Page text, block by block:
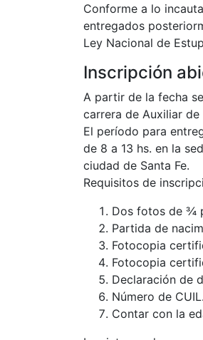
Conforme a lo
entregados
Ley Nacional de
Inscripción
A partir de la fecha
carrera de Auxiliar de
El período para
de 8 a 13 hs. en la
ciudad de Santa Fe.
Requisitos de
Dos fotos de ¾
Partida de
Fotocopia
Fotocopia
Declaración de
Número de CUIL.
Contar con la